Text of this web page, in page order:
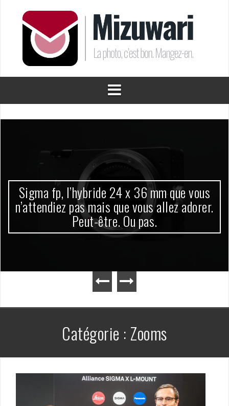
contenu
Sigma fp, l’hybride 24 x 36 mm que vous
n’attendiez pas mais que vous allez adorer.
Peut-être. Ou pas.
Catégorie : Zooms